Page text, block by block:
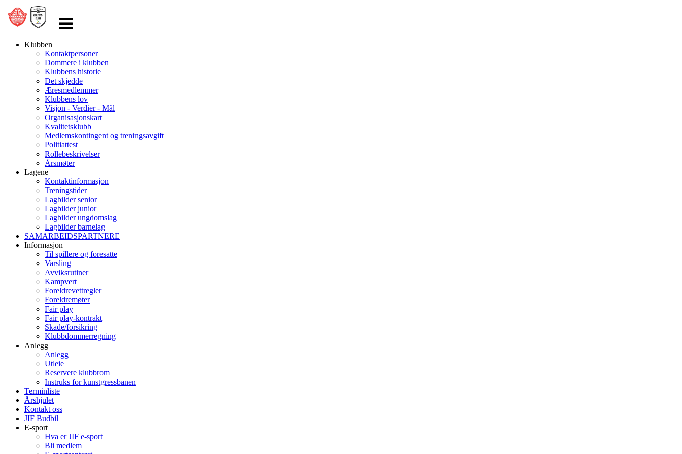
navigasjon
Klubben
Kontaktpersoner
Dommere i klubben
Klubbens historie
Det skjedde
Æresmedlemmer
Klubbens lov
Visjon - Verdier - Mål
Organisasjonskart
Kvalitetsklubb
Medlemskontingent og treningsavgift
Politiattest
Rollebeskrivelser
Årsmøter
Lagene
Kontaktinformasjon
Treningstider
Lagbilder senior
Lagbilder junior
Lagbilder ungdomslag
Lagbilder barnelag
SAMARBEIDSPARTNERE
Informasjon
Til spillere og foresatte
Varsling
Avviksrutiner
Kampvert
Foreldrevettregler
Foreldremøter
Fair play
Fair play-kontrakt
Skade/forsikring
Klubbdommerregning
Anlegg
Anlegg
Utleie
Reservere klubbrom
Instruks for kunstgressbanen
Terminliste
Årshjulet
Kontakt oss
JIF Budbil
E-sport
Hva er JIF e-sport
Bli medlem